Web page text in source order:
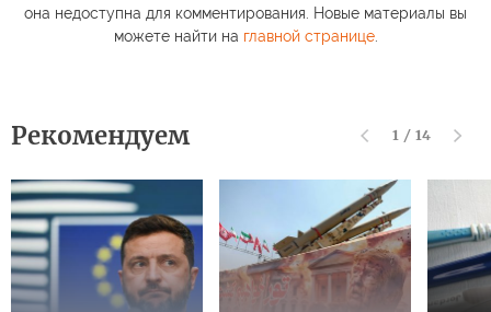
она недоступна для комментирования. Новые материалы вы
можете найти на главной странице.
Рекомендуем 1 / 14